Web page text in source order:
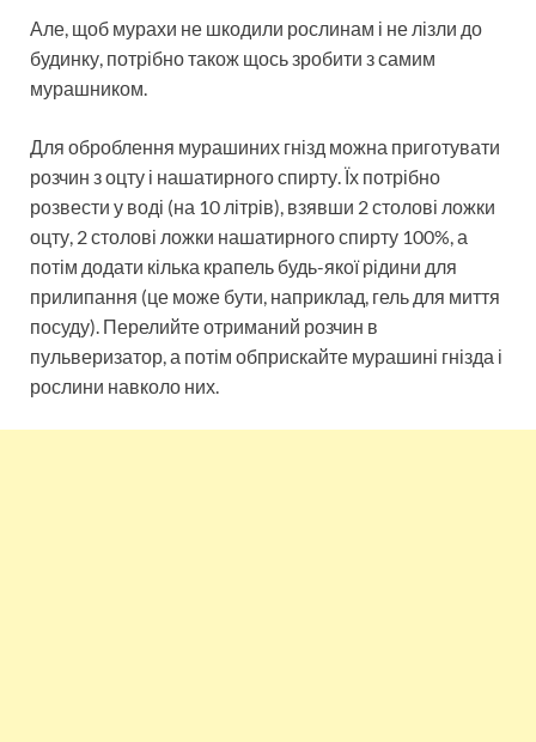
Але, щоб мурахи не шкодили рослинам і не лізли до
будинку, потрібно також щось зробити з самим
мурашником.
Для оброблення мурашиних гнізд можна приготувати
розчин з оцту і нашатирного спирту. Їх потрібно
розвести у воді (на 10 літрів), взявши 2 столові ложки
оцту, 2 столові ложки нашатирного спирту 100%, а
потім додати кілька крапель будь-якої рідини для
прилипання (це може бути, наприклад, гель для миття
посуду). Перелийте отриманий розчин в
пульверизатор, а потім обприскайте мурашині гнізда і
рослини навколо них.